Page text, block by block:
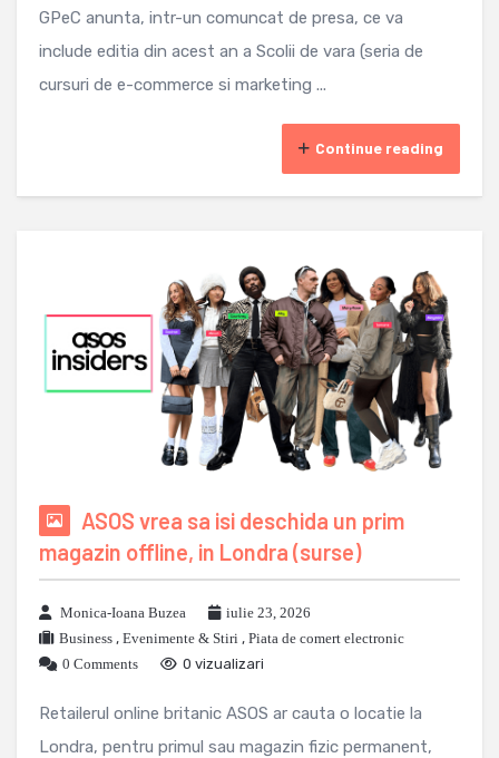
GPeC anunta, intr-un comuncat de presa, ce va
include editia din acest an a Scolii de vara (seria de
cursuri de e-commerce si marketing ...
Continue reading
ASOS vrea sa isi deschida un prim
magazin offline, in Londra (surse)
Monica-Ioana Buzea
iulie 23, 2026
Business , Evenimente & Stiri , Piata de comert electronic
0 Comments
0 vizualizari
Retailerul online britanic ASOS ar cauta o locatie la
Londra, pentru primul sau magazin fizic permanent,